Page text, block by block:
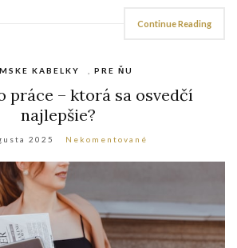
Continue Reading
KABELKY PRE ŇU
práce – ktorá sa osvedčí
najlepšie?
2025 Nekomentované